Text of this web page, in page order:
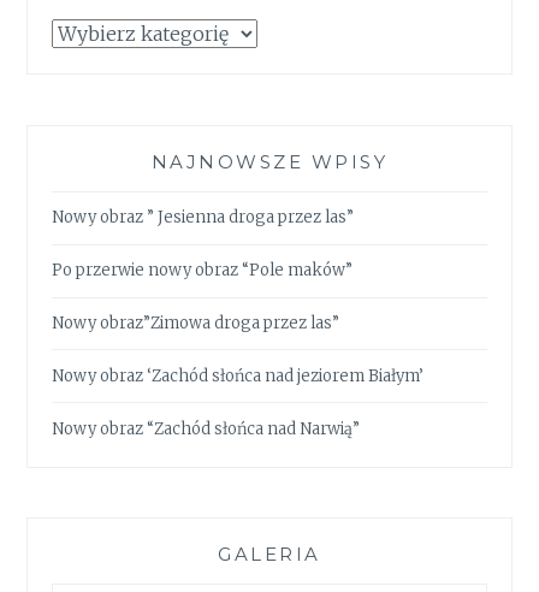
Kategorie
NAJNOWSZE WPISY
Nowy obraz ” Jesienna droga przez las”
Po przerwie nowy obraz “Pole maków”
Nowy obraz”Zimowa droga przez las”
Nowy obraz ‘Zachód słońca nad jeziorem Białym’
Nowy obraz “Zachód słońca nad Narwią”
GALERIA